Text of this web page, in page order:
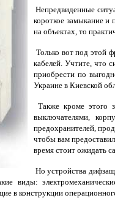
Непредвиденные
короткое замыкание и
на объектах, то
Только вот под этой
кабелей. Учтите, что
приобрести по
Украине в Киевской
Также кроме этого
выключателями,
предохранителей,
чтобы вам
время стоит ожидать
Но устройства
виды:
в конструкции